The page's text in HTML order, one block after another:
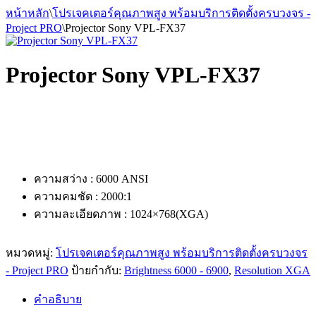
หน้าหลัก\โปรเจคเตอร์คุณภาพสูง พร้อมบริการติดตั้งครบวงจร -
Project PRO\Projector Sony VPL-FX37
Projector Sony VPL-FX37
ความสว่าง : 6000 ANSI
ความคมชัด : 2000:1
ความละเอียดภาพ : 1024×768(XGA)
หมวดหมู่: โปรเจคเตอร์คุณภาพสูง พร้อมบริการติดตั้งครบวงจร
- Project PRO ป้ายกำกับ: Brightness 6000 - 6900, Resolution XGA
คำอธิบาย